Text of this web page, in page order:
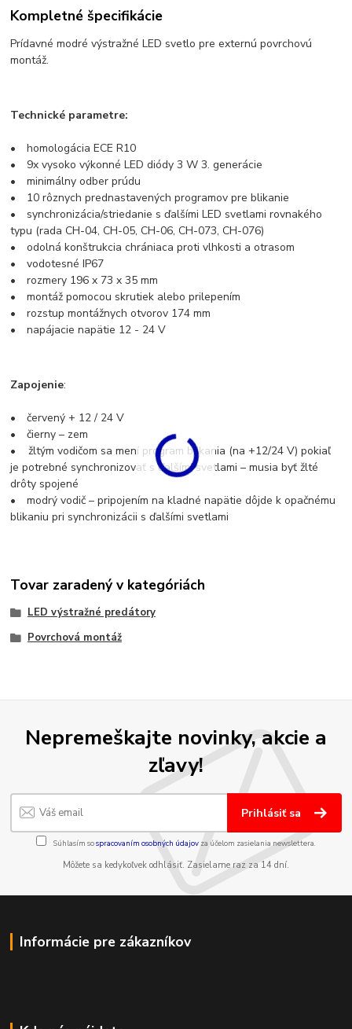
Kompletné špecifikácie
Prídavné modré výstražné LED svetlo pre externú povrchovú
montáž.
Technické parametre:
• homologácia ECE R10
• 9x vysoko výkonné LED diódy 3 W 3. generácie
• minimálny odber prúdu
• 10 rôznych prednastavených programov pre blikanie
• synchronizácia/striedanie s ďalšími LED svetlami rovnakého
typu (rada CH-04, CH-05, CH-06, CH-073, CH-076)
• odolná konštrukcia chrániaca proti vlhkosti a otrasom
• vodotesné IP67
• rozmery 196 x 73 x 35 mm
• montáž pomocou skrutiek alebo prilepením
• rozstup montážnych otvorov 174 mm
• napájacie napätie 12 - 24 V
Zapojenie:
• červený + 12 / 24 V
• čierny – zem
• žltým vodičom sa mení program blikania (na +12/24 V) pokiaľ
je potrebné synchronizovať s ďalšími svetlami – musia byť žlté
drôty spojené
• modrý vodič – pripojením na kladné napätie dôjde k opačnému
blikaniu pri synchronizácii s ďalšími svetlami
Tovar zaradený v kategóriách
LED výstražné predátory
Povrchová montáž
Nepremeškajte novinky, akcie a
zľavy!
Prihlásiť sa
Súhlasím sospracovaním osobných údajov za účelom zasielania newslettera.
Môžete sa kedykoľvek odhlásiť. Zasielame raz za 14 dní.
Informácie pre zákazníkov